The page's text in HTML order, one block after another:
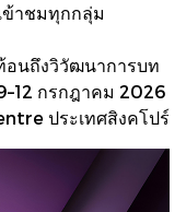
าชมทุกกลุ่ม
นถึงวิวัฒนาการบท
กรกฎาคม 2026
ประเทศสิงคโปร์